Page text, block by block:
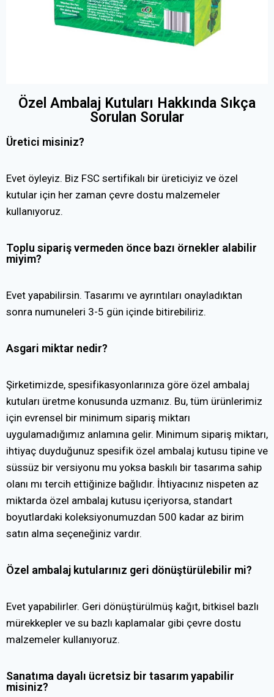
Özel Ambalaj Kutuları Hakkında Sıkça
Sorulan Sorular
Üretici misiniz?
Evet öyleyiz. Biz FSC sertifikalı bir üreticiyiz ve özel
kutular için her zaman çevre dostu malzemeler
kullanıyoruz.
Toplu sipariş vermeden önce bazı örnekler alabilir
miyim?
Evet yapabilirsin. Tasarımı ve ayrıntıları onayladıktan
sonra numuneleri 3-5 gün içinde bitirebiliriz.
Asgari miktar nedir?
Şirketimizde, spesifikasyonlarınıza göre özel ambalaj
kutuları üretme konusunda uzmanız. Bu, tüm ürünlerimiz
için evrensel bir minimum sipariş miktarı
uygulamadığımız anlamına gelir. Minimum sipariş miktarı,
ihtiyaç duyduğunuz spesifik özel ambalaj kutusu tipine ve
süssüz bir versiyonu mu yoksa baskılı bir tasarıma sahip
olanı mı tercih ettiğinize bağlıdır. İhtiyacınız nispeten az
miktarda özel ambalaj kutusu içeriyorsa, standart
boyutlardaki koleksiyonumuzdan 500 kadar az birim
satın alma seçeneğiniz vardır.
Özel ambalaj kutularınız geri dönüştürülebilir mi?
Evet yapabilirler. Geri dönüştürülmüş kağıt, bitkisel bazlı
mürekkepler ve su bazlı kaplamalar gibi çevre dostu
malzemeler kullanıyoruz.
Sanatıma dayalı ücretsiz bir tasarım yapabilir
misiniz?